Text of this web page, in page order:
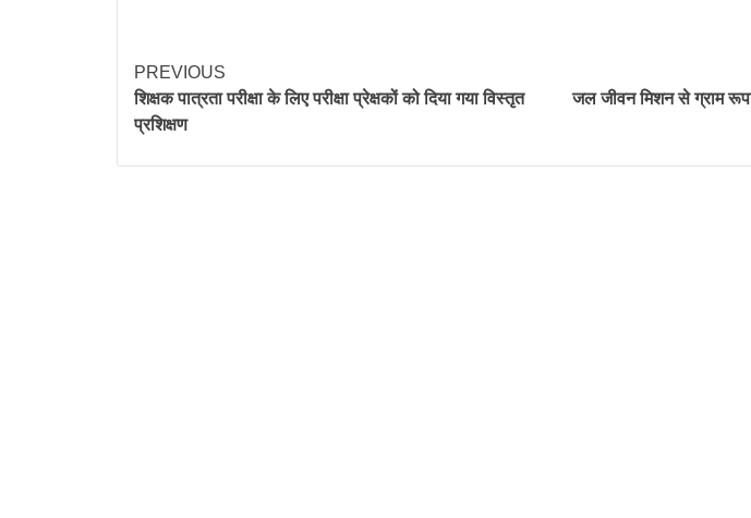
PREVIOUS
शिक्षक पात्रता परीक्षा के लिए परीक्षा प्रेक्षकों को दिया गया विस्तृत
प्रशिक्षण
जल जीवन मिशन से ग्राम